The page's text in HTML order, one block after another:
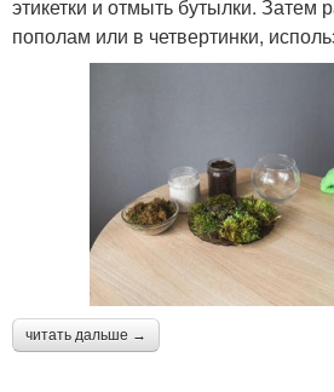
этикетки и отмыть бутылки. Затем
пополам или в четвертинки,
читать дальше →